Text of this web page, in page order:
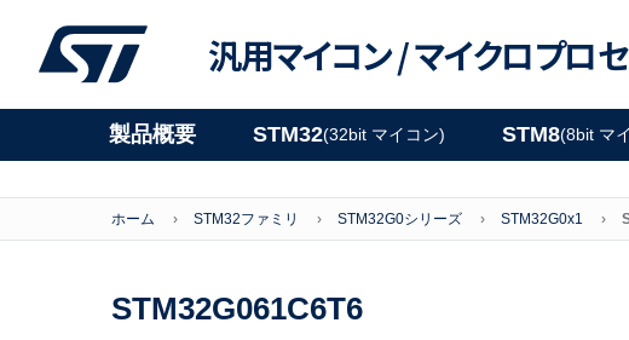
汎用マイコン /マイクロプロ
製品概要 STM32(32bit マイコン) STM8(8bit マ
ホーム STM32ファミリ STM32G0シリーズ STM32G0x1
STM32G061C6T6